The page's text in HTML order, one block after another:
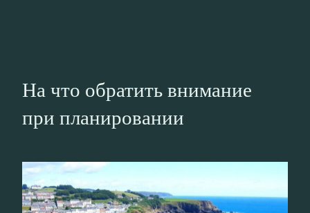
На что обратить внимание
при планировании